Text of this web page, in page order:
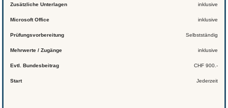
Zusätzliche Unterlagen inklusive
Microsoft Office inklusive
Prüfungsvorbereitung Selbstständig
Mehrwerte / Zugänge inklusive
Evtl. Bundesbeitrag CHF 900.-
Start Jederzeit